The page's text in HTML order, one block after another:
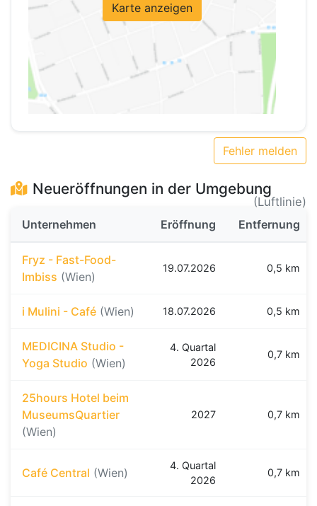
Karte anzeigen
Fehler melden
Neueröffnungen in der Umgebung
(Luftlinie)
Unternehmen
Eröffnung Entfernung
Fryz - Fast-Food-
Imbiss (Wien)
19.07.2026 0,5 km
i Mulini - Café (Wien) 18.07.2026 0,5 km
MEDICINA Studio -
Yoga Studio (Wien)
4. Quartal
2026
0,7 km
25hours Hotel beim
MuseumsQuartier
(Wien)
2027 0,7 km
Café Central (Wien)
4. Quartal
2026
0,7 km